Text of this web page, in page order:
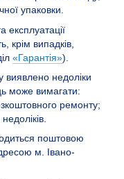
упаковки.
експлуатації
крім випадків,
«Гарантія»).
виявлено недоліки
може вимагати:
ремонту;
поштовою
м. Івано-